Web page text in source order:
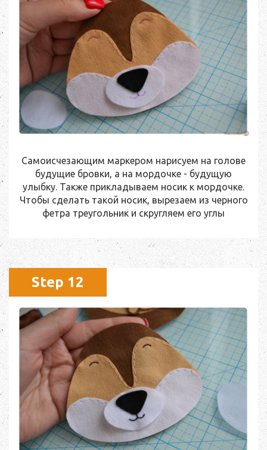
Самоисчезающим маркером нарисуем на голове
будущие бровки, а на мордочке - будущую
улыбку. Также прикладываем носик к мордочке.
Чтобы сделать такой носик, вырезаем из черного
фетра треугольник и скругляем его углы
Step 12